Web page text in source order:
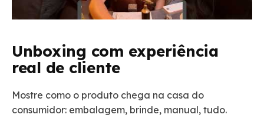
Unboxing com experiência
real de cliente
Mostre como o produto chega na casa do
consumidor: embalagem, brinde, manual, tudo.